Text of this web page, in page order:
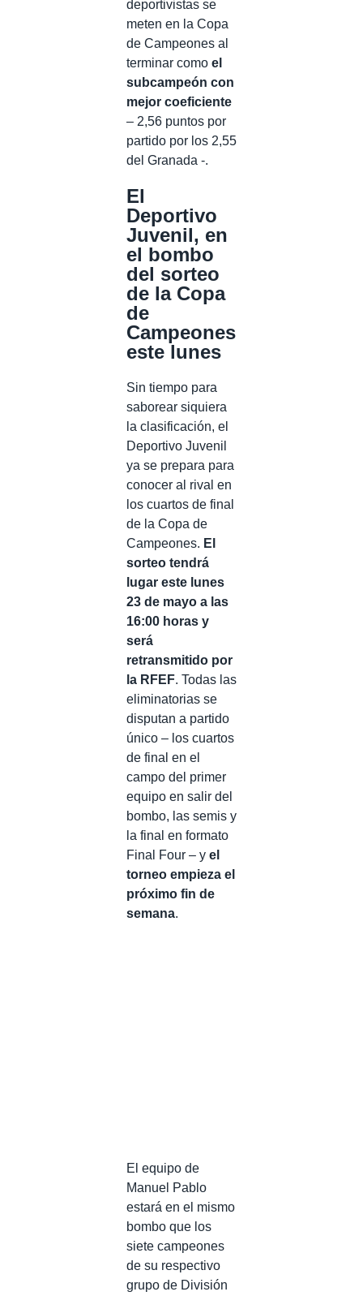
deportivistas se
meten en la Copa
de Campeones al
terminar como el
subcampeón con
mejor coeficiente
– 2,56 puntos por
partido por los 2,55
del Granada -.
El
Deportivo
Juvenil, en
el bombo
del sorteo
de la Copa
de
Campeones
este lunes
Sin tiempo para
saborear siquiera
la clasificación, el
Deportivo Juvenil
ya se prepara para
conocer al rival en
los cuartos de final
de la Copa de
Campeones. El
sorteo tendrá
lugar este lunes
23 de mayo a las
16:00 horas y
será
retransmitido por
la RFEF. Todas las
eliminatorias se
disputan a partido
único – los cuartos
de final en el
campo del primer
equipo en salir del
bombo, las semis y
la final en formato
Final Four – y el
torneo empieza el
próximo fin de
semana.
El equipo de
Manuel Pablo
estará en el mismo
bombo que los
siete campeones
de su respectivo
grupo de División